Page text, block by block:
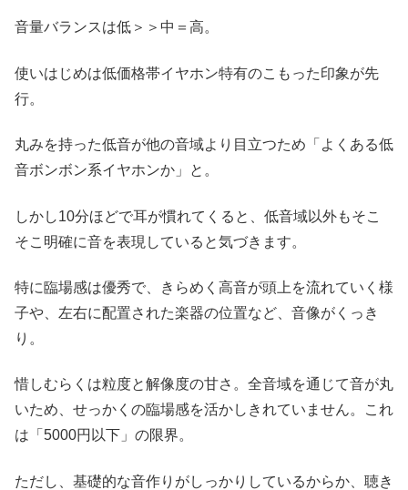
音量バランスは低＞＞中＝高。
使いはじめは低価格帯イヤホン特有のこもった印象が先
行。
丸みを持った低音が他の音域より目立つため「よくある低
音ボンボン系イヤホンか」と。
しかし10分ほどで耳が慣れてくると、低音域以外もそこ
そこ明確に音を表現していると気づきます。
特に臨場感は優秀で、きらめく高音が頭上を流れていく様
子や、左右に配置された楽器の位置など、音像がくっき
り。
惜しむらくは粒度と解像度の甘さ。全音域を通じて音が丸
いため、せっかくの臨場感を活かしきれていません。これ
は「5000円以下」の限界。
ただし、基礎的な音作りがしっかりしているからか、聴き